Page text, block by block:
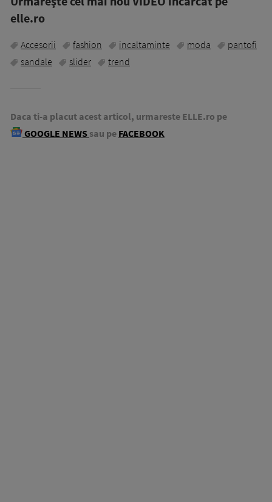
elle.ro
Accesorii fashion incaltaminte moda
pantofi
sandale
slider trend
Daca ti-a placut acest articol, urmareste ELLE.ro pe
GOOGLE NEWS sau pe FACEBOOK